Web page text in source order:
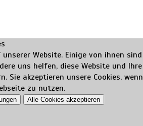
Website. Einige von ihnen sind
uns helfen, diese Website und Ihre
Sie akzeptieren unsere Cookies, wenn
zu nutzen.
Alle Cookies akzeptieren